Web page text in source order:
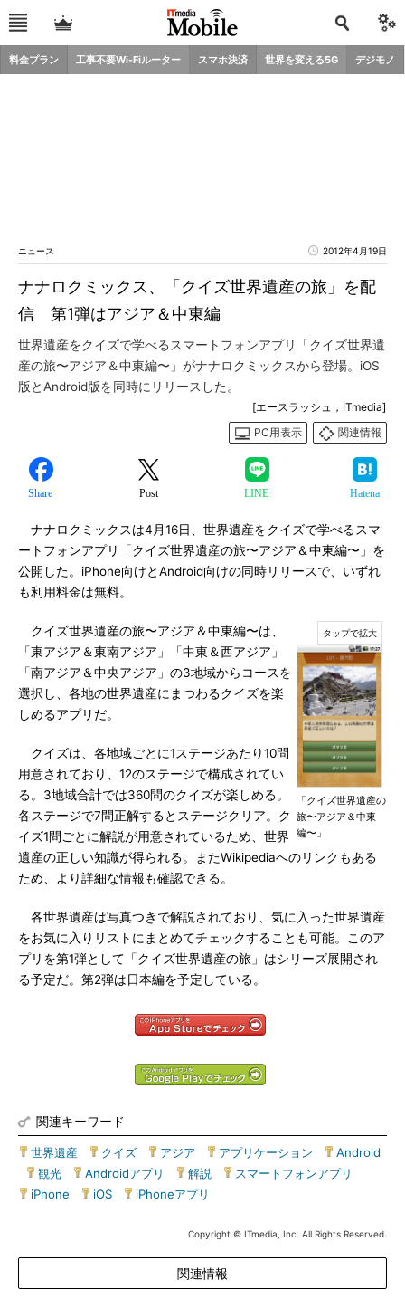
料金プラン 工事不要Wi-Fiルーター スマホ決済 世界を変える5G デジモノ
ニュース 2012年4月19日
ナナロクミックス、「クイズ世界遺産の旅」を配
信 第1弾はアジア＆中東編
世界遺産をクイズで学べるスマートフォンアプリ「クイズ世界遺
産の旅〜アジア＆中東編〜」がナナロクミックスから登場。iOS
版とAndroid版を同時にリリースした。
[エースラッシュ，ITmedia]
PC用表示
関連情報
Share Post LINE Hatena
ナナロクミックスは4月16日、世界遺産をクイズで学べるスマ
ートフォンアプリ「クイズ世界遺産の旅〜アジア＆中東編〜」を
公開した。iPhone向けとAndroid向けの同時リリースで、いずれ
も利用料金は無料。
「クイズ世界遺産の
旅〜アジア＆中東
編〜」
クイズ世界遺産の旅〜アジア＆中東編〜は、
「東アジア＆東南アジア」「中東＆西アジア」
「南アジア＆中央アジア」の3地域からコースを
選択し、各地の世界遺産にまつわるクイズを楽
しめるアプリだ。
クイズは、各地域ごとに1ステージあたり10問
用意されており、12のステージで構成されてい
る。3地域合計では360問のクイズが楽しめる。
各ステージで7問正解するとステージクリア。ク
イズ1問ごとに解説が用意されているため、世界
遺産の正しい知識が得られる。またWikipediaへのリンクもある
ため、より詳細な情報も確認できる。
各世界遺産は写真つきで解説されており、気に入った世界遺産
をお気に入りリストにまとめてチェックすることも可能。このア
プリを第1弾として「クイズ世界遺産の旅」はシリーズ展開され
る予定だ。第2弾は日本編を予定している。
関連キーワード
世界遺産 クイズ アジア アプリケーション
Android
観光 Androidアプリ 解説 スマートフォンアプリ
iPhone
iOS iPhoneアプリ
Copyright © ITmedia, Inc. All Rights Reserved.
関連情報